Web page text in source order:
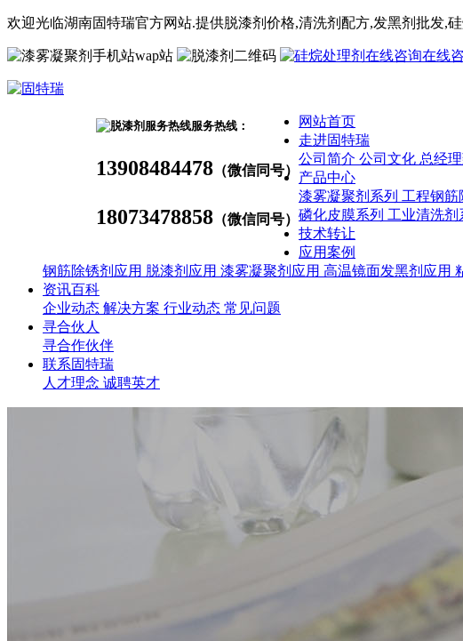
欢迎光临湖南固特瑞官方网站.提供脱漆剂价格,清洗剂 配方,发黑剂 批发,
wap站 在线
服务热线：
13908484478 （微信同号）
18073478858 （微信同号）
网站首页
走进固特瑞
公司简介 公司文化 总经
产品中心
漆雾凝聚剂系列 工程钢筋
磷化皮膜系列 工业清洗剂
技术转让
应用案例
钢筋除锈剂应用 脱漆剂应用 漆雾凝聚剂应用 高温镜面发黑剂应用
资讯百科
企业动态 解决方案 行业动态 常见问题
寻合伙人
寻合作伙伴
联系固特瑞
人才理念 诚聘英才